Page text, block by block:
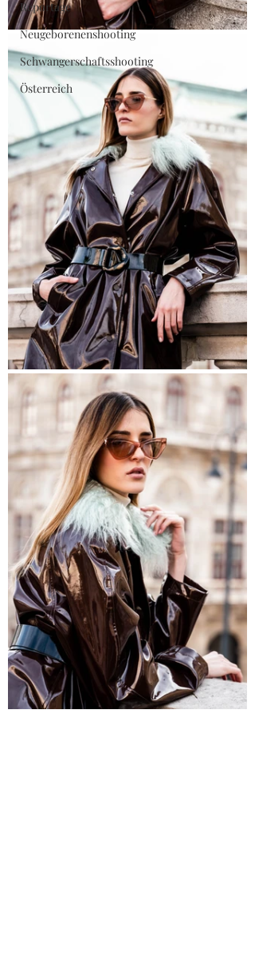
Reportage
Neugeborenenshooting
Schwangerschaftsshooting
Österreich